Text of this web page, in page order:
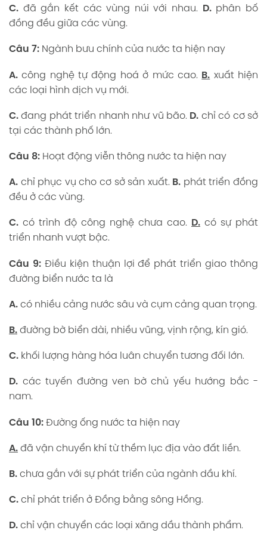
C. đã gắn kết các vùng núi với nhau. D.phân bố
đồng đều giữa các vùng.
Câu 7: Ngành bưu chính của nước ta hiện nay
A. công nghệ tự động hoá ở mức cao. B. xuất hiện
các loại hình dịch vụ mới.
C. đang phát triển nhanh như vũ bão. D. chỉ có cơ sở
tại các thành phố lớn.
Câu 8: Hoạt động viễn thông nước ta hiện nay
A. chỉ phục vụ cho cơ sở sản xuất. B. phát triển đồng
đều ở các vùng.
C. có trình độ công nghệ chưa cao. D. có sự phát
triển nhanh vượt bậc.
Câu 9:Điều kiện thuận lợi để phát triển giao thông
đường biển nước ta là
A. có nhiều cảng nước sâu và cụm cảng quan trọng.
B. đường bờ biển dài, nhiều vũng, vịnh rộng, kín gió.
C. khối lượng hàng hóa luân chuyển tương đối lớn.
D. các tuyến đường ven bờ chủ yếu hướng bắc -
nam.
Câu 10: Đường ống nước ta hiện nay
A. đã vận chuyển khí từ thềm lục địa vào đất liền.
B. chưa gắn với sự phát triển của ngành dầu khí.
C. chỉ phát triển ở Đồng bằng sông Hồng.
D. chỉ vận chuyển các loại xăng dầu thành phẩm.